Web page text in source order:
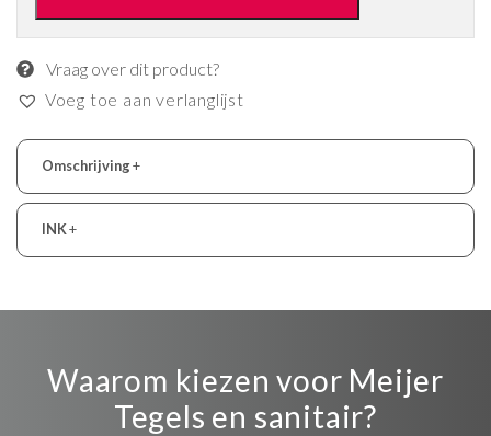
Vraag over dit product?
Voeg toe aan verlanglijst
Omschrijving+
INK+
Waarom kiezen voor Meijer
Tegels en sanitair?